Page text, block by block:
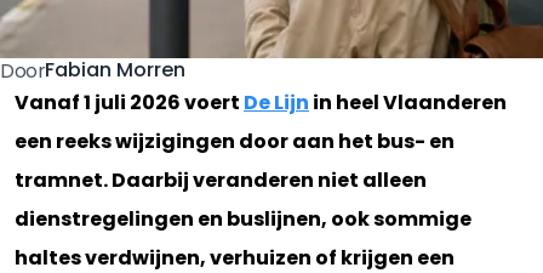
DoorFabian Morren
Vanaf 1 juli 2026 voert De Lijn in heel Vlaanderen
een reeks wijzigingen door aan het bus- en
tramnet. Daarbij veranderen niet alleen
dienstregelingen en buslijnen, ook sommige
haltes verdwijnen, verhuizen of krijgen een